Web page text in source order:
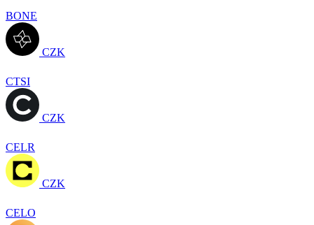
BONE
CZK
CTSI
CZK
CELR
CZK
CELO